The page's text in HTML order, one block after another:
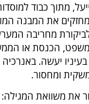
מתוך כבוד
את המבנה
מחריבה
הכנסת או
יעשה. באנרכיה
ומחסור.
את משוואת